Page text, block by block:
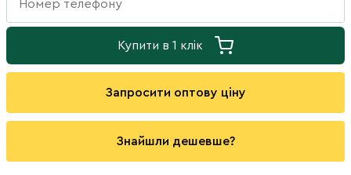
Купити в 1 клік
Запросити оптову ціну
Знайшли дешевше?